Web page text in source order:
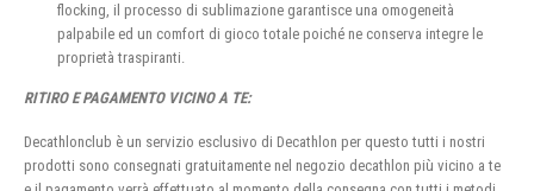
flocking, il processo di sublimazione garantisce una omogeneità
palpabile ed un comfort di gioco totale poiché ne conserva integre le
proprietà traspiranti.
RITIRO E PAGAMENTO VICINO A TE:
Decathlonclub è un servizio esclusivo di Decathlon per questo tutti i nostri
prodotti sono consegnati gratuitamente nel negozio decathlon più vicino a te